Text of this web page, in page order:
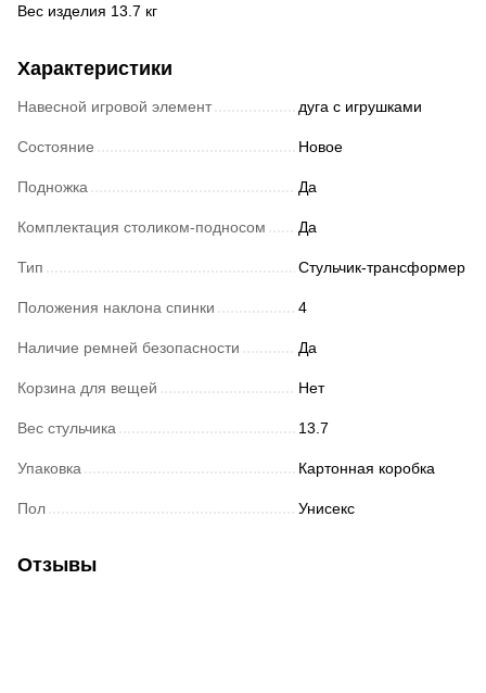
Вес изделия 13.7 кг
Характеристики
Навесной игровой элемент дуга с игрушками
Состояние Новое
Подножка Да
Комплектация столиком-подносом Да
Тип Стульчик-трансформер
Положения наклона спинки 4
Наличие ремней безопасности Да
Корзина для вещей Нет
Вес стульчика 13.7
Упаковка Картонная коробка
Пол Унисекс
Отзывы